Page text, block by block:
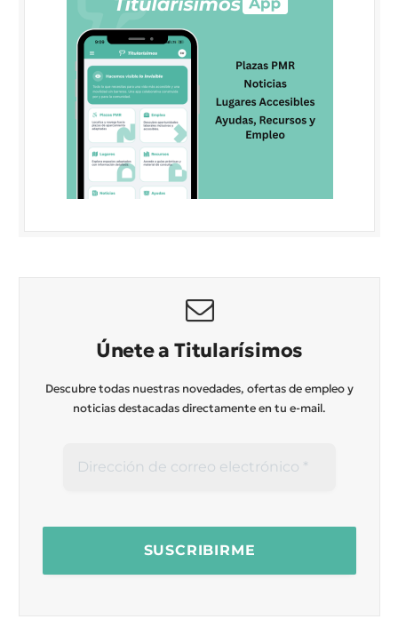
Únete a Titularísimos
Descubre todas nuestras novedades, ofertas de empleo y
noticias destacadas directamente en tu e-mail.